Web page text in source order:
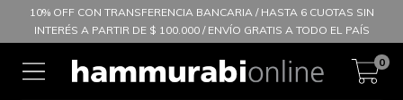
10% OFF CON TRANSFERENCIA BANCARIA / HASTA 6 CUOTAS SIN
INTERÉS A PARTIR DE $ 100.000 / ENVÍO GRATIS A TODO EL PAÍS
0